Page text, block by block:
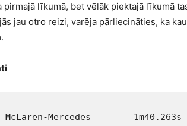
līkumā, bet vēlāk piektajā līkumā
jau otro reizi, varēja pārliecināties, ka
Mercedes